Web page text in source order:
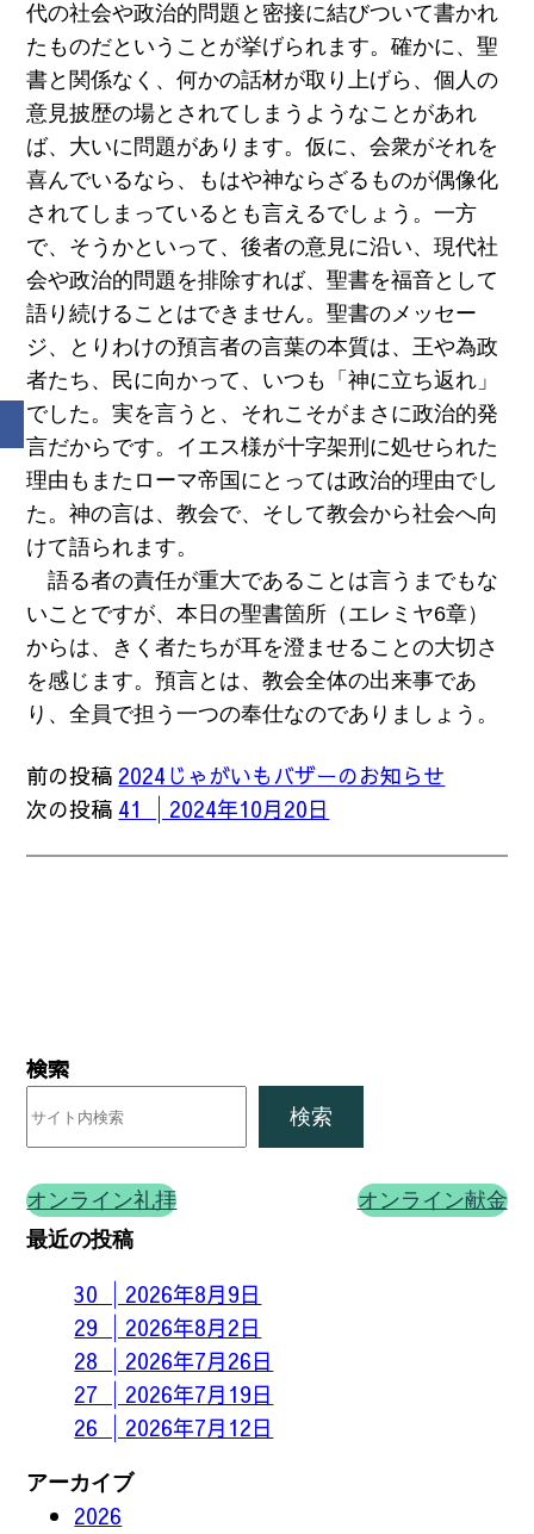
代の社会や政治的問題と密接に結びついて書かれ
たものだということが挙げられます。確かに、聖
書と関係なく、何かの話材が取り上げら、個人の
意見披歴の場とされてしまうようなことがあれ
ば、大いに問題があります。仮に、会衆がそれを
喜んでいるなら、もはや神ならざるものが偶像化
されてしまっているとも言えるでしょう。一方
で、そうかといって、後者の意見に沿い、現代社
会や政治的問題を排除すれば、聖書を福音として
語り続けることはできません。聖書のメッセー
ジ、とりわけの預言者の言葉の本質は、王や為政
者たち、民に向かって、いつも「神に立ち返れ」
でした。実を言うと、それこそがまさに政治的発
言だからです。イエス様が十字架刑に処せられた
理由もまたローマ帝国にとっては政治的理由でし
た。神の言は、教会で、そして教会から社会へ向
けて語られます。
語る者の責任が重大であることは言うまでもな
いことですが、本日の聖書箇所（エレミヤ6章）
からは、きく者たちが耳を澄ませることの大切さ
を感じます。預言とは、教会全体の出来事であ
り、全員で担う一つの奉仕なのでありましょう。
前の投稿 2024じゃがいもバザーのお知らせ
次の投稿 41 │2024年10月20日
検索
検索
オンライン礼拝 オンライン献金
最近の投稿
30 │2026年8月9日
29 │2026年8月2日
28 │2026年7月26日
27 │2026年7月19日
26 │2026年7月12日
アーカイブ
2026